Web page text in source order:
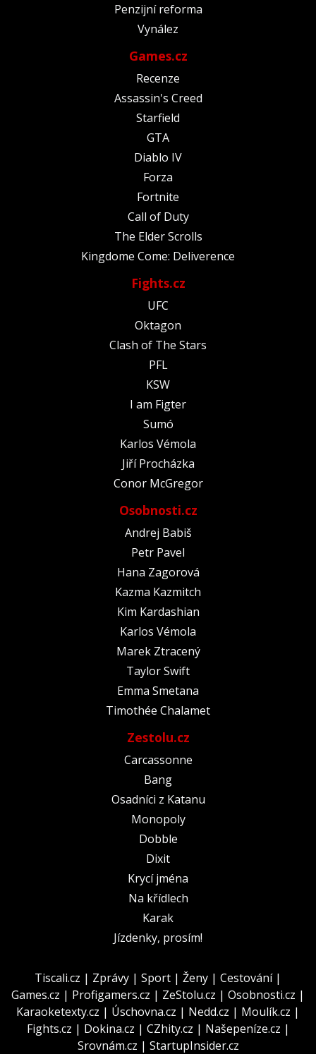
Penzijní reforma
Vynález
Games.cz
Recenze
Assassin's Creed
Starfield
GTA
Diablo IV
Forza
Fortnite
Call of Duty
The Elder Scrolls
Kingdome Come: Deliverence
Fights.cz
UFC
Oktagon
Clash of The Stars
PFL
KSW
I am Figter
Sumó
Karlos Vémola
Jiří Procházka
Conor McGregor
Osobnosti.cz
Andrej Babiš
Petr Pavel
Hana Zagorová
Kazma Kazmitch
Kim Kardashian
Karlos Vémola
Marek Ztracený
Taylor Swift
Emma Smetana
Timothée Chalamet
Zestolu.cz
Carcassonne
Bang
Osadníci z Katanu
Monopoly
Dobble
Dixit
Krycí jména
Na křídlech
Karak
Jízdenky, prosím!
Tiscali.cz | Zprávy | Sport | Ženy | Cestování|
Games.cz | Profigamers.cz | ZeStolu.cz | Osobnosti.cz |
Karaoketexty.cz | Úschovna.cz | Nedd.cz | Moulík.cz |
Fights.cz | Dokina.cz | CZhity.cz | Našepeníze.cz |
Srovnám.cz | StartupInsider.cz